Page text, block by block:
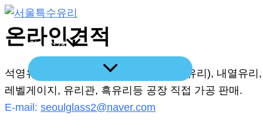
콘
텐
츠
건
너
뛰
회사소개
온라인견적
석영유리 강화유리, 벽난로유리(세라믹유리), 내열유리,
레벨게이지, 유리관, 흑유리등 공장 직접 가공 판매.
E-mail: seoulglass2@naver.com